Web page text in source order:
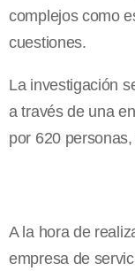
complejos como
cuestiones.
La investigación
a través de una
por 620
A la hora de
empresa de